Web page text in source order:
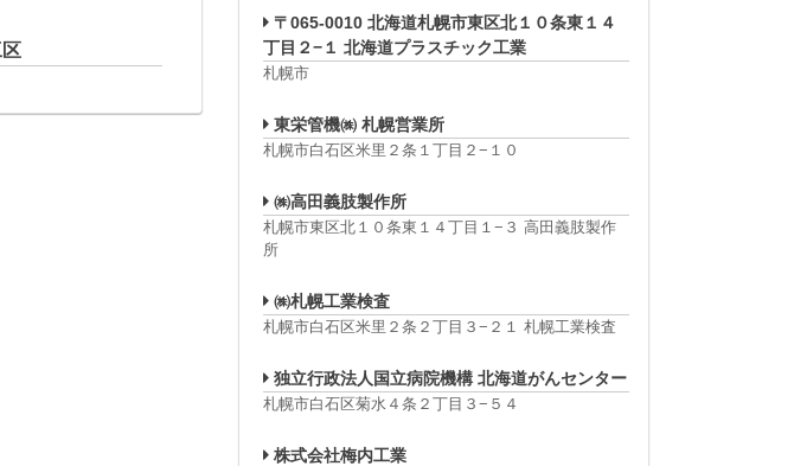
〒065-0010 北海道札幌市東区北１０条東１４
丁目２−１ 北海道プラスチック工業
札幌市
東栄管機㈱ 札幌営業所
札幌市白石区米里２条１丁目２−１０
㈱高田義肢製作所
札幌市東区北１０条東１４丁目１−３ 高田義肢製作
所
㈱札幌工業検査
札幌市白石区米里２条２丁目３−２１ 札幌工業検査
独立行政法人国立病院機構 北海道がんセンター
札幌市白石区菊水４条２丁目３−５４
株式会社梅内工業